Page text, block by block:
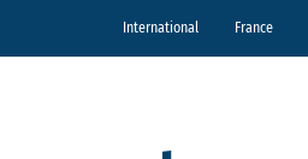
International France